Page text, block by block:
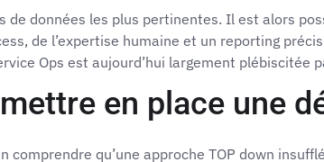
de données les plus pertinentes. Il est alors
de l’expertise humaine et un reporting
Ops est aujourd’hui largement plébiscitée
en place une
comprendre qu’une approche TOP down